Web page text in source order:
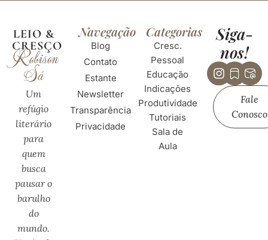
LEIO &
CRESÇO
Robison
Sá
Um
refúgio
literário
para
quem
busca
pausar o
barulho
do
mundo.
Navegação
Blog
Contato
Estante
Newsletter
Transparência
Privacidade
Categorias
Cresc.
Pessoal
Educação
Indicações
Produtividade
Tutoriais
Sala de
Aula
Siga-
nos!
Huge-
01at-
01
Fale
Conosco